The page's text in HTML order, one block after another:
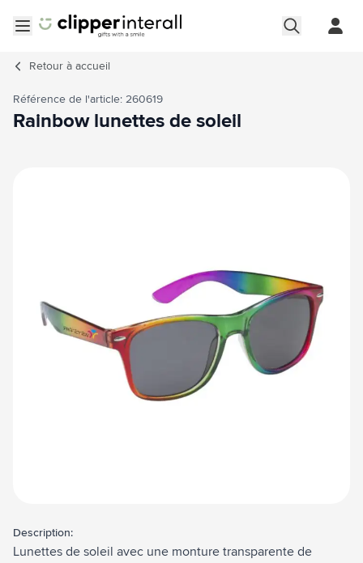
Retour à accueil
Référence de l'article: 260619
Rainbow lunettes de soleil
Description:
Lunettes de soleil avec une monture transparente de